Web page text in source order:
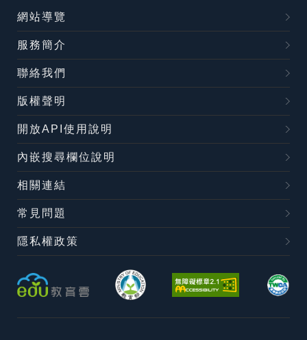
網站導覽
服務簡介
聯絡我們
版權聲明
開放API使用說明
內嵌搜尋欄位說明
相關連結
常見問題
隱私權政策